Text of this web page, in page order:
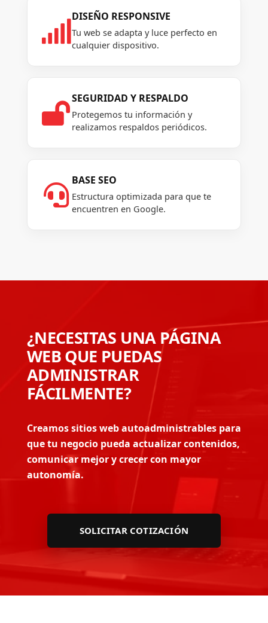

DISEÑO RESPONSIVE
Tu web se adapta y luce perfecto en
cualquier dispositivo.

SEGURIDAD Y RESPALDO
Protegemos tu información y
realizamos respaldos periódicos.

BASE SEO
Estructura optimizada para que te
encuentren en Google.
¿NECESITAS UNA PÁGINA
WEB QUE PUEDAS
ADMINISTRAR
FÁCILMENTE?
Creamos sitios web autoadministrables para
que tu negocio pueda actualizar contenidos,
comunicar mejor y crecer con mayor
autonomía.
SOLICITAR COTIZACIÓN